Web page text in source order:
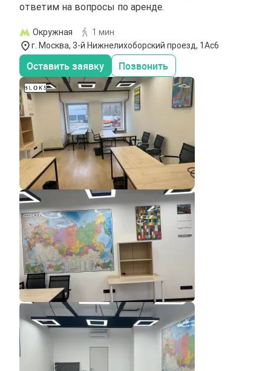
ответим на вопросы по аренде.
Окружная
1 мин
г. Москва, 3-й Нижнелихоборский проезд, 1Ас6
Оставить заявку Позвонить